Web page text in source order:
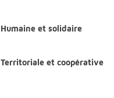
Humaine et solidaire
Territoriale et coopérative